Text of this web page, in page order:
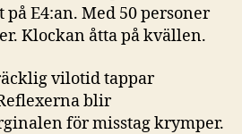
E4:an. Med 50 personer
Klockan åtta på kvällen.
vilotid tappar
blir
för misstag krymper.